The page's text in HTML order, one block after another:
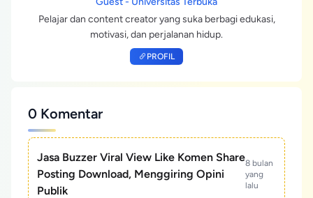
Pelajar dan content creator yang suka berbagi edukasi,
motivasi, dan perjalanan hidup.
PROFIL
0 Komentar
Jasa Buzzer Viral View Like Komen Share
Posting Download, Menggiring Opini
Publik
8 bulan
yang
lalu